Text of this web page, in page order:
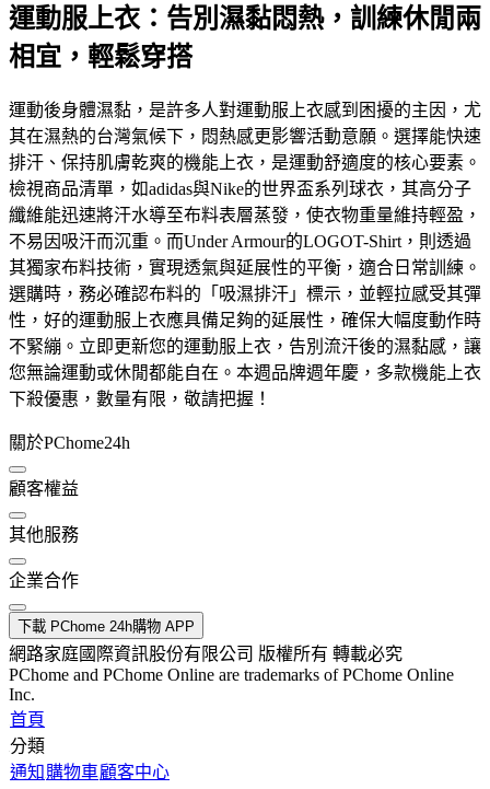
運動服上衣：告別濕黏悶熱，訓練休閒兩
相宜，輕鬆穿搭
運動後身體濕黏，是許多人對運動服上衣感到困擾的主因，尤
其在濕熱的台灣氣候下，悶熱感更影響活動意願。選擇能快速
排汗、保持肌膚乾爽的機能上衣，是運動舒適度的核心要素。
檢視商品清單，如adidas與Nike的世界盃系列球衣，其高分子
纖維能迅速將汗水導至布料表層蒸發，使衣物重量維持輕盈，
不易因吸汗而沉重。而Under Armour的LOGOT-Shirt，則透過
其獨家布料技術，實現透氣與延展性的平衡，適合日常訓練。
選購時，務必確認布料的「吸濕排汗」標示，並輕拉感受其彈
性，好的運動服上衣應具備足夠的延展性，確保大幅度動作時
不緊繃。立即更新您的運動服上衣，告別流汗後的濕黏感，讓
您無論運動或休閒都能自在。本週品牌週年慶，多款機能上衣
下殺優惠，數量有限，敬請把握！
關於PChome24h
顧客權益
其他服務
企業合作
下載 PChome 24h購物 APP
網路家庭國際資訊股份有限公司 版權所有 轉載必究
PChome and PChome Online are trademarks of PChome Online
Inc.
首頁
分類
通知 購物車顧客中心